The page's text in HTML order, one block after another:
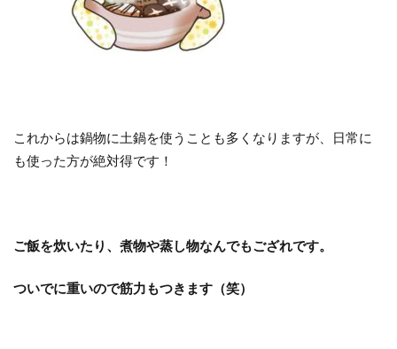
これからは鍋物に土鍋を使うことも多くなりますが、日常に
も使った方が絶対得です！
ご飯を炊いたり、煮物や蒸し物なんでもござれです。
ついでに重いので筋力もつきます（笑）